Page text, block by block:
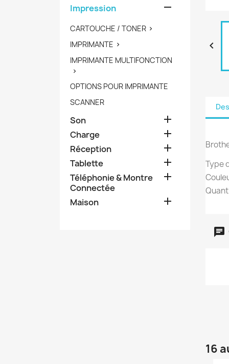
Impression 
CARTOUCHE / TONER 
IMPRIMANTE 
IMPRIMANTE MULTIFONCTION

OPTIONS POUR IMPRIMANTE
SCANNER
Son 
Charge 
Réception 
Tablette 
Téléphonie & Montre
Connectée

Maison 

Type
16